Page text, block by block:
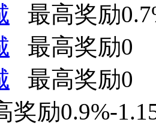
最高奖励
最高奖励0
最高奖励0
奖励0.9%-